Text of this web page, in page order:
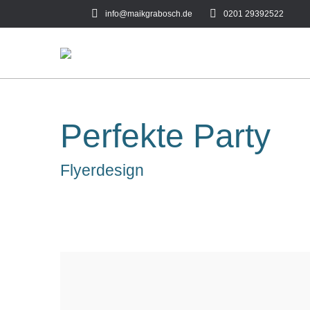
info@maikgrabosch.de 0201 29392522‬
Perfekte Party
Flyerdesign